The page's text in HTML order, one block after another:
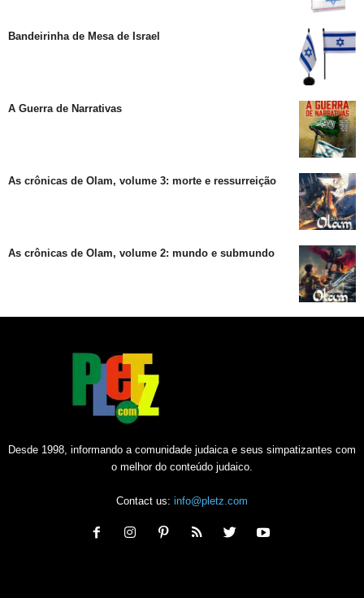
Bandeirinha de Mesa de Israel
A Guerra de Narrativas
As crônicas de Olam, volume 3: morte e ressurreição
As crônicas de Olam, volume 2: mundo e submundo
Desde 1998, informando a comunidade judaica e seus simpatizantes com
o melhor do conteúdo judaico.
Contact us: info@pletz.com